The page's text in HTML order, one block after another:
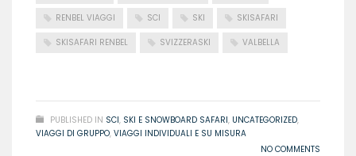
RENBEL VIAGGI SCI SKI SKISAFARI
SKISAFARI RENBEL SVIZZERASKI VALBELLA
PUBLISHED IN SCI, SKI E SNOWBOARD SAFARI, UNCATEGORIZED,
VIAGGI DI GRUPPO, VIAGGI INDIVIDUALI E SU MISURA
NO COMMENTS